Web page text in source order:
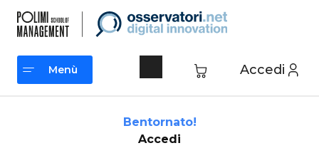
contenuto
Accedi
Menù
Bentornato!
Accedi